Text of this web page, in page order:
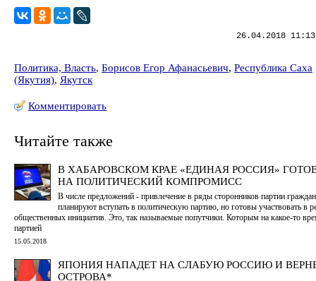
26.04.2018
Политика, Власть, Борисов Егор Афанасьевич, Республика Саха
(Якутия), Якутск
Комментировать
Читайте также
В ХАБАРОВСКОМ КРАЕ «ЕДИНАЯ РОССИЯ»
НА ПОЛИТИЧЕСКИЙ КОМПРОМИСС
В числе предложений - привлечение в ряды сторонников партии
планируют вступать в политическую партию, но готовы участвовать в
общественных инициатив. Это, так называемые попутчики. Которым на какое-то
партией
15.05.2018
ЯПОНИЯ НАПАДЕТ НА СЛАБУЮ РОССИЮ И
ОСТРОВА*